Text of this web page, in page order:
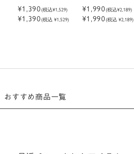
ンストライプ
¥1,390(税込¥1,529)
¥1,390(税込 ¥1,529)
ロン ループ付き
¥1,990(税込¥2,189)
¥1,990(税込 ¥2,189)
おすすめ商品一覧